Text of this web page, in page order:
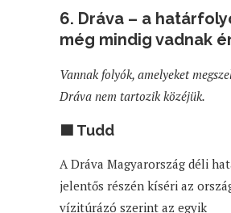
6. Dráva – a
még mindig vadnak
Vannak folyók, amelyeket
Dráva nem tartozik közéjük.
🟦 Tudd
A Dráva Magyarország déli
jelentős részén kíséri az
vízitúrázó szerint az egyik